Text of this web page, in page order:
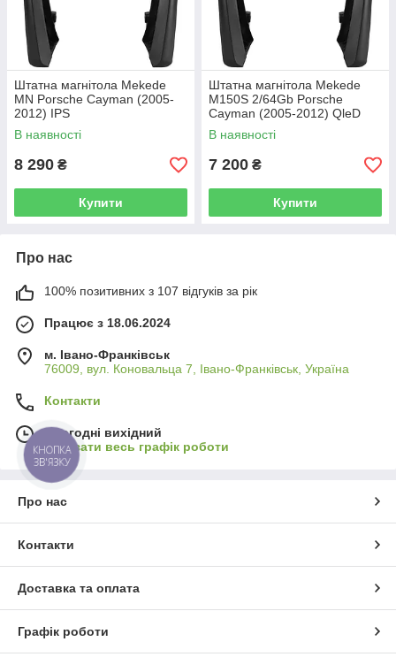
Штатна магнітола Mekede
MN Porsche Cayman (2005-
2012) IPS
В наявності
8 290 ₴
Купити
Штатна магнітола Mekede
M150S 2/64Gb Porsche
Cayman (2005-2012) QleD
В наявності
7 200 ₴
Купити
Про нас
100% позитивних з 107 відгуків за рік
Працює з 18.06.2024
м. Івано-Франківськ
76009, вул. Коновальца 7, Івано-Франківськ, Україна
Контакти
Сьогодні вихідний
Показати весь графік роботи
Про нас
Контакти
Доставка та оплата
Графік роботи
КНОПКА
ЗВ'ЯЗКУ